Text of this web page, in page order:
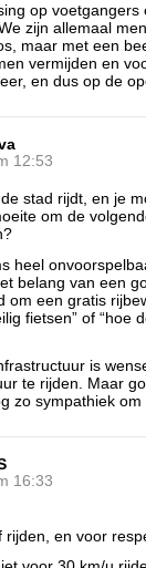
op
zijn allemaal
maar met een
vermijden en
en dus op de
12:53
stad rijdt, en je
om de
heel
belang van een
om een gratis
fietsen” of “hoe
is
te rijden. Maar
zo sympathiek
16:33
rijden, en voor